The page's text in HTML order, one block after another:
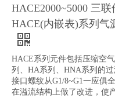
HACE2000~5000 三
HACE(内嵌表)系列气
HACE系列元件包括压缩空
列、HA系列、HNA系列的
接口螺纹从G1/8~G1一应俱
在溢流结构上做了改进，使